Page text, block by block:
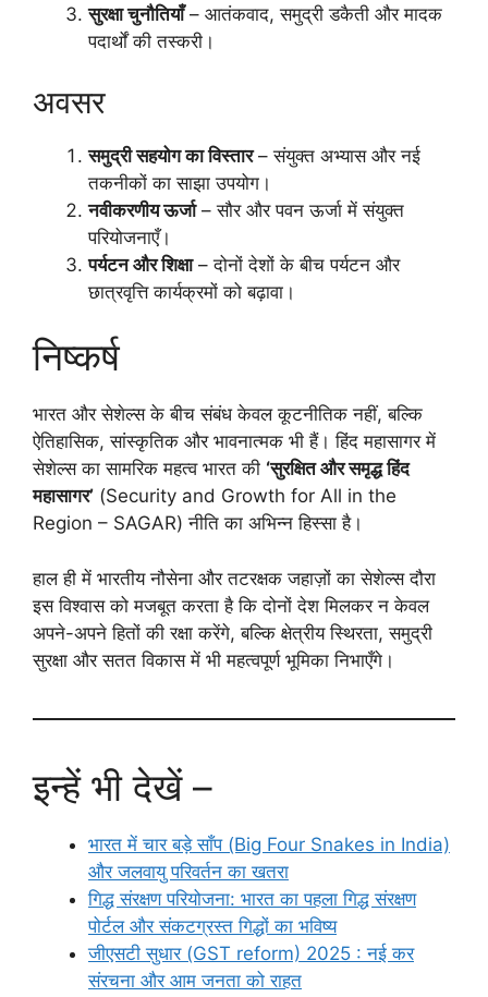
सुरक्षा चुनौतियाँ– आतंकवाद, समुद्री डकैती और मादक
पदार्थों की तस्करी।
अवसर
समुद्री सहयोग का विस्तार– संयुक्त अभ्यास और नई
तकनीकों का साझा उपयोग।
नवीकरणीय ऊर्जा– सौर और पवन ऊर्जा में संयुक्त
परियोजनाएँ।
पर्यटन और शिक्षा– दोनों देशों के बीच पर्यटन और
छात्रवृत्ति कार्यक्रमों को बढ़ावा।
निष्कर्ष
भारत और सेशेल्स के बीच संबंध केवल कूटनीतिक नहीं, बल्कि
ऐतिहासिक, सांस्कृतिक और भावनात्मक भी हैं। हिंद महासागर में
सेशेल्स का सामरिक महत्व भारत की ‘सुरक्षित और समृद्ध हिंद
महासागर’ (Security and Growth for All in the
Region – SAGAR) नीति का अभिन्न हिस्सा है।
हाल ही में भारतीय नौसेना और तटरक्षक जहाज़ों का सेशेल्स दौरा
इस विश्वास को मजबूत करता है कि दोनों देश मिलकर न केवल
अपने-अपने हितों की रक्षा करेंगे, बल्कि क्षेत्रीय स्थिरता, समुद्री
सुरक्षा और सतत विकास में भी महत्वपूर्ण भूमिका निभाएँगे।
इन्हें भी देखें –
भारत में चार बड़े साँप (Big Four Snakes in India)
और जलवायु परिवर्तन का खतरा
गिद्ध संरक्षण परियोजना: भारत का पहला गिद्ध संरक्षण
पोर्टल और संकटग्रस्त गिद्धों का भविष्य
जीएसटी सुधार (GST reform) 2025 : नई कर
संरचना और आम जनता को राहत